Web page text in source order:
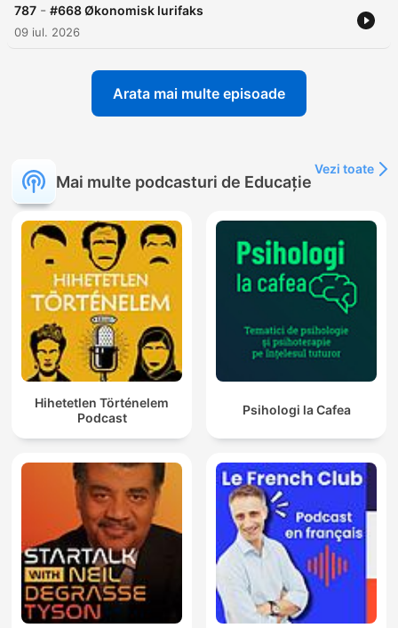
787 - #668 Økonomisk lurifaks
09 iul. 2026
Arata mai multe episoade
Mai multe podcasturi de Educație
Vezi toate
Hihetetlen Történelem
Podcast
Psihologi la Cafea